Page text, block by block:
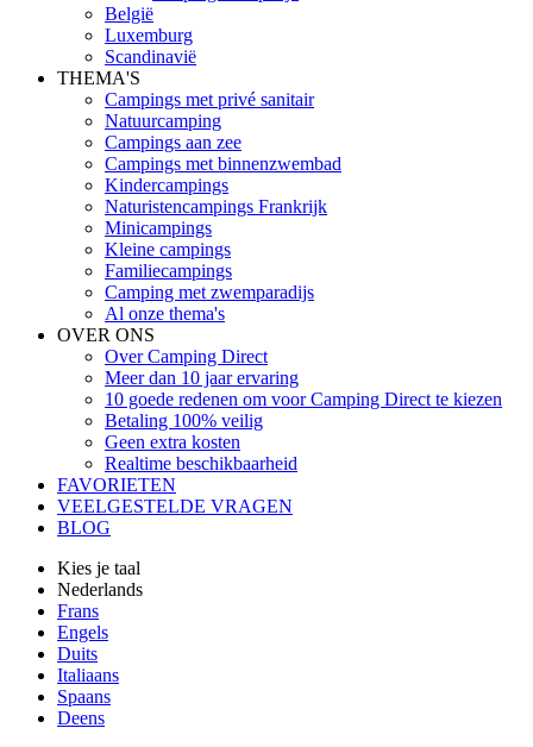
België
Luxemburg
Scandinavië
THEMA'S
Campings met privé sanitair
Natuurcamping
Campings aan zee
Campings met binnenzwembad
Kindercampings
Naturistencampings Frankrijk
Minicampings
Kleine campings
Familiecampings
Camping met zwemparadijs
Al onze thema's
OVER ONS
Over Camping Direct
Meer dan 10 jaar ervaring
10 goede redenen om voor Camping Direct te kiezen
Betaling 100% veilig
Geen extra kosten
Realtime beschikbaarheid
FAVORIETEN
VEELGESTELDE VRAGEN
BLOG
Kies je taal
Nederlands
Frans
Engels
Duits
Italiaans
Spaans
Deens